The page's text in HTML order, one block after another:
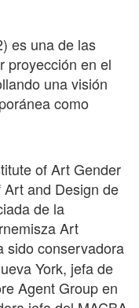
es una de las
proyección en el
una visión
como
of Art Gender
and Design de
de la
Art
sido conservadora
York, jefa de
Agent Group en